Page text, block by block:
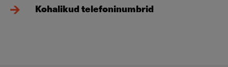
Kohalikud telefoninumbrid